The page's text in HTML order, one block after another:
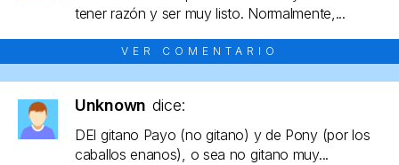
tener razón y ser muy listo. Normalmente,...
VER COMENTARIO
Unknown dice:
DEl gitano Payo (no gitano) y de Pony (por los
caballos enanos), o sea no gitano muy...